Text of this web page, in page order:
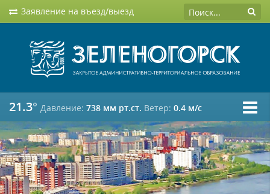
Заявление на въезд/выезд
21.3° Давление: 738 мм рт.ст. Ветер: 0.4 м/c